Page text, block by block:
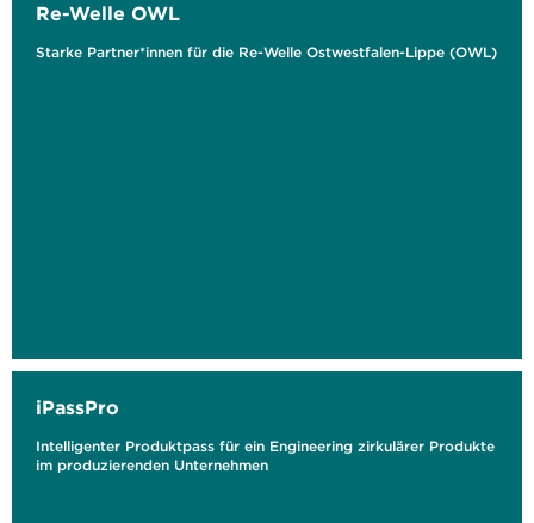
Re-Welle OWL
Starke Partner*innen für die Re-Welle Ostwestfalen-Lippe (OWL)
iPassPro
Intelligenter Produktpass für ein Engineering zirkulärer Produkte
im produzierenden Unternehmen